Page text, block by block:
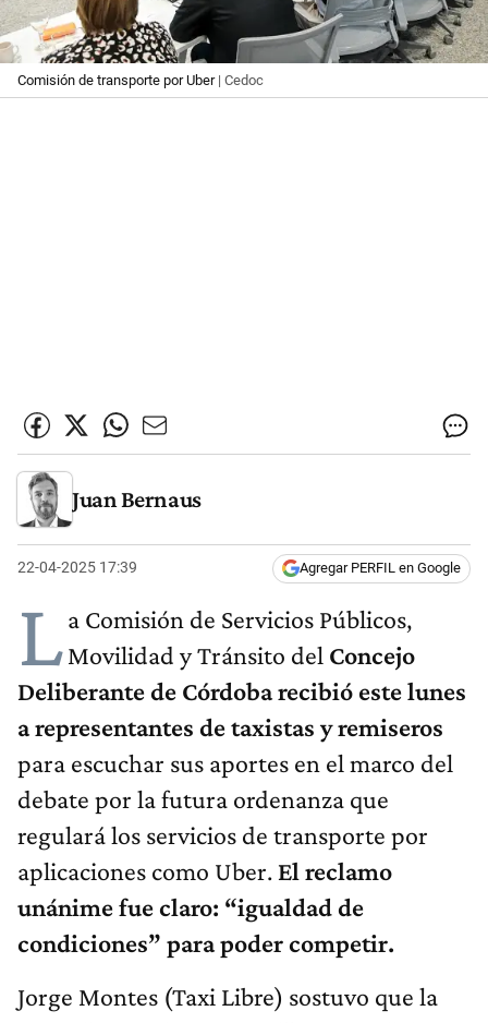
Comisión de transporte por Uber| Cedoc
Juan Bernaus
22-04-2025 17:39 Agregar PERFIL en Google
La Comisión de Servicios Públicos,
Movilidad y Tránsito del Concejo
Deliberante de Córdoba recibió este lunes
a representantes de taxistas y remiseros
para escuchar sus aportes en el marco del
debate por la futura ordenanza que
regulará los servicios de transporte por
aplicaciones como Uber. El reclamo
unánime fue claro: “igualdad de
condiciones” para poder competir.
Jorge Montes (Taxi Libre) sostuvo que la